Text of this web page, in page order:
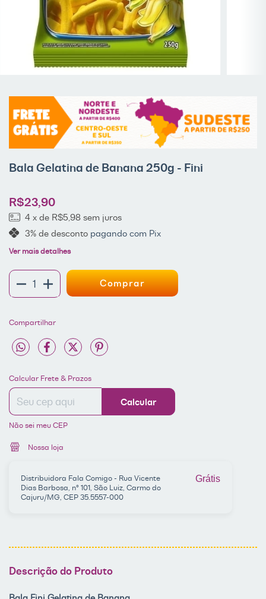
Bala Gelatina de Banana 250g - Fini
R$23,90
4 x de R$5,98 sem juros
3% de descontopagando com Pix
Ver mais detalhes
Compartilhar
Entregas para o CEP:
Calcular Frete & Prazos
Calcular
Não sei meu CEP
Nossa loja
Distribuidora Fala Comigo - Rua Vicente
Dias Barbosa, nº 101, São Luiz, Carmo do
Cajuru/MG, CEP 35.5557-000
Grátis
Descrição do Produto